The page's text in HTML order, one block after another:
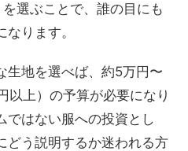
選ぶことで、誰の目にも
ります。
生地を選べば、約5万円〜
以上）の予算が必要になり
ではない服への投資とし
どう説明するか迷われる方